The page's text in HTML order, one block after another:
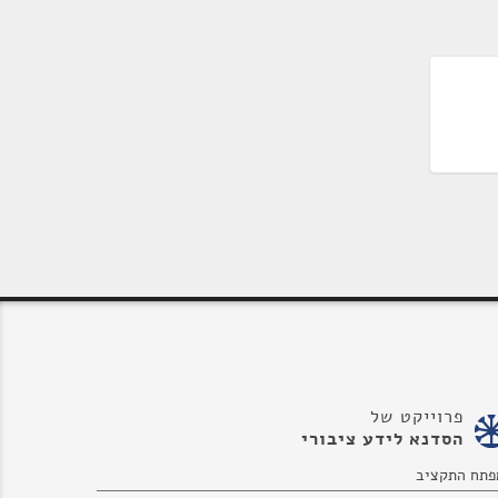
פרוייקט של
הסדנא לידע ציבורי
התקציב